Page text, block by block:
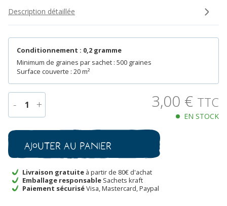
Description détaillée
Conditionnement : 0,2 gramme
Minimum de graines par sachet : 500 graines
Surface couverte : 20 m²
- 1 +
de
Roquette
sauvage
3,00 € TTC
EN STOCK
Ajouter au panier
Livraison gratuite à partir de 80€ d'achat
Emballage responsable Sachets kraft
Paiement sécuriséVisa, Mastercard, Paypal